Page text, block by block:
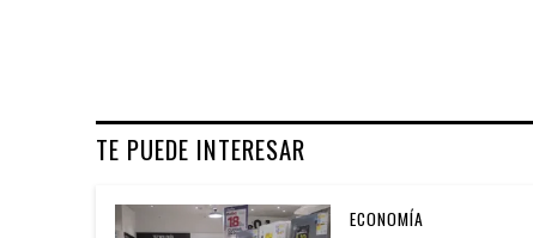
TE PUEDE INTERESAR
ECONOMÍA